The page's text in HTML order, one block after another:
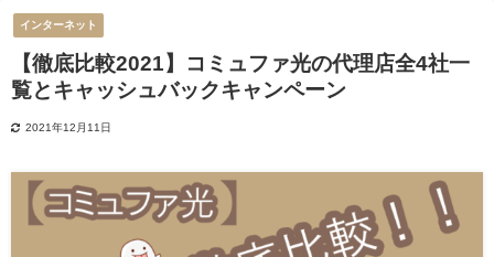
インターネット
【徹底比較2021】コミュファ光の代理店全4社一
覧とキャッシュバックキャンペーン
2021年12月11日